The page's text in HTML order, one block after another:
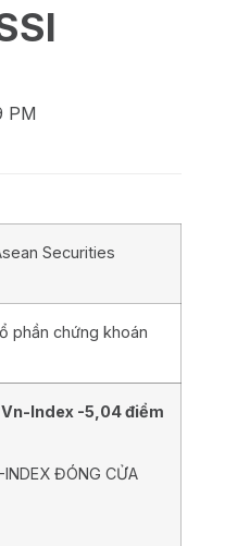
PM
Securities
phần chứng khoán
Vn-Index -5,04điểm
ĐÓNG CỬA